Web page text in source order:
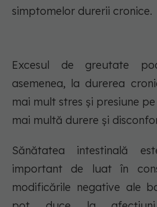
simptomelor durerii cronice.
Excesul de greutate
asemenea, la durerea
mai mult stres și presiune
mai multă durere și
Sănătatea intestinală
important de luat în
modificările negative ale